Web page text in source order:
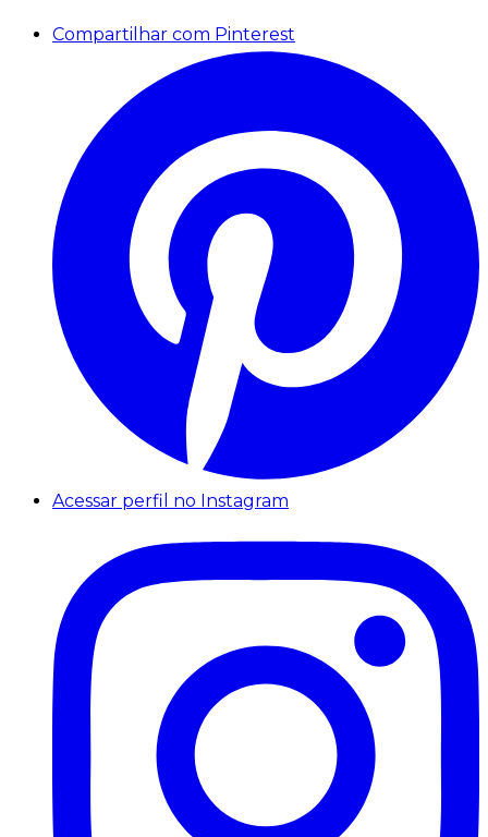
Compartilhar com Pinterest
Acessar perfil no Instagram